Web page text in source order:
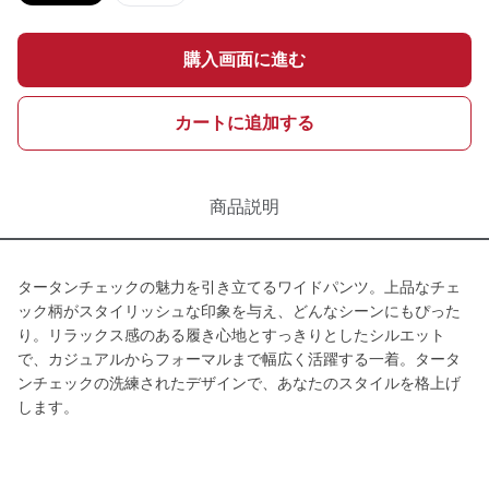
購入画面に進む
カートに追加する
商品説明
タータンチェックの魅力を引き立てるワイドパンツ。上品なチェ
ック柄がスタイリッシュな印象を与え、どんなシーンにもぴった
り。リラックス感のある履き心地とすっきりとしたシルエット
で、カジュアルからフォーマルまで幅広く活躍する一着。タータ
ンチェックの洗練されたデザインで、あなたのスタイルを格上げ
します。